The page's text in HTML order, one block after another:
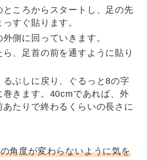
ところからスタートし、足の先
すぐ貼ります。
側に回っていきます。
、足首の前を通すように貼り
るぶしに戻り、ぐるっと8の字
巻きます。40cmであれば、外
あたりで終わるくらいの長さに
角度が変わらないように気を